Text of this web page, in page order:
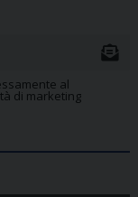
al
di marketing